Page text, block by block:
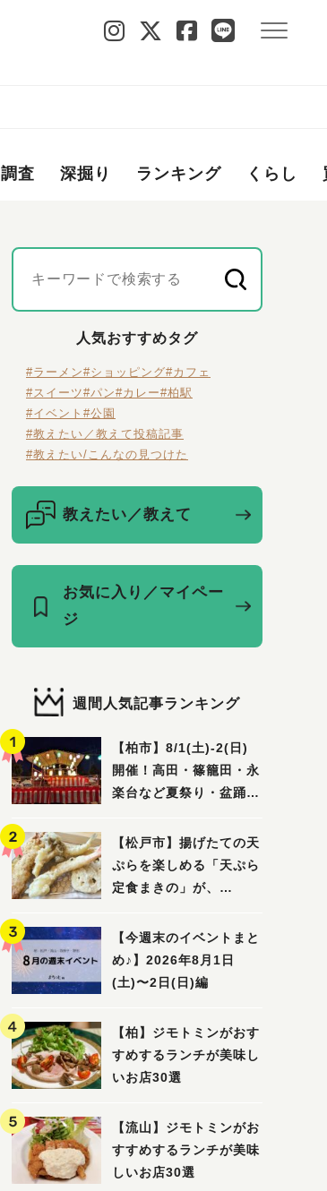
調査 深掘り ランキング くらし
人気おすすめタグ
#ラーメン#ショッピング#カフェ
#スイーツ#パン#カレー#柏駅
#イベント #公園
#教えたい／教えて投稿記事
#教えたい/こんなの見つけた
教えたい／教えて
お気に入り／マイペー
ジ
週間人気記事ランキング
【柏市】8/1(土)‐2(日)
開催！高田・篠籠田・永
楽台など夏祭り・盆踊り
【松戸市】揚げたての天
ぷらを楽しめる「天ぷら
定食まきの」が、
【今週末のイベントまと
め♪】2026年8月1日
(土)〜2日(日)編
【柏】ジモトミンがおす
すめするランチが美味し
いお店30選
【流山】ジモトミンがお
すすめするランチが美味
しいお店30選